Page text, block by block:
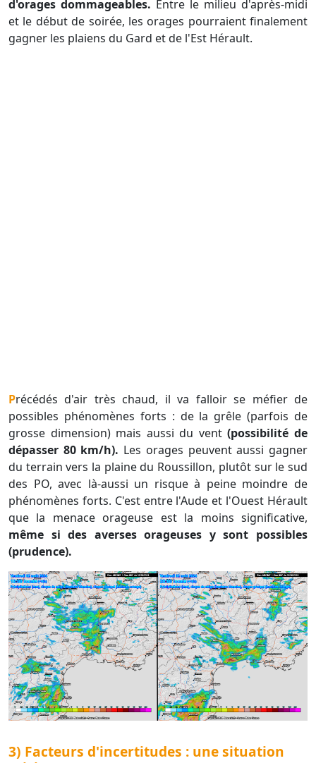
d'orages dommageables. Entre le milieu d'après-midi
et le début de soirée, les orages pourraient finalement
gagner les plaiens du Gard et de l'Est Hérault.
Précédés d'air très chaud, il va falloir se méfier de
possibles phénomènes forts : de la grêle (parfois de
grosse dimension) mais aussi du vent(possibilité de
dépasser 80 km/h). Les orages peuvent aussi gagner
du terrain vers la plaine du Roussillon, plutôt sur le sud
des PO, avec là-aussi un risque à peine moindre de
phénomènes forts. C'est entre l'Aude et l'Ouest Hérault
que la menace orageuse est la moins significative,
même si des averses orageuses y sont possibles
(prudence).
3) Facteurs d'incertitudes : une situation